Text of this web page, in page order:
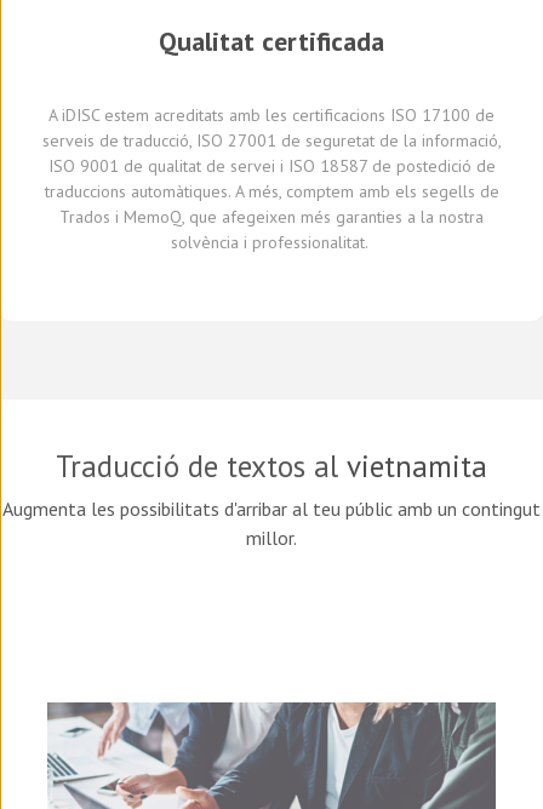
Qualitat certificada
A iDISC estem acreditats amb les certificacions ISO 17100 de
serveis de traducció, ISO 27001 de seguretat de la informació,
ISO 9001 de qualitat de servei i ISO 18587 de postedició de
traduccions automàtiques. A més, comptem amb els segells de
Trados i MemoQ , que afegeixen més garanties a la nostra
solvència i professionalitat.
Traducció de textos al vietnamita
Augmenta les possibilitats d'arribar al teu públic amb un contingut
millor.